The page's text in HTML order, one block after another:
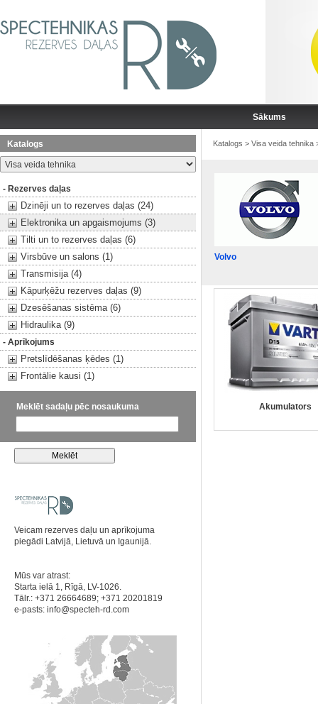
Sākums
Katalogs
- Rezerves daļas
Dzinēji un to rezerves daļas (24)
Elektronika un apgaismojums (3)
Tilti un to rezerves daļas (6)
Virsbūve un salons (1)
Transmisija (4)
Kāpurķēžu rezerves daļas (9)
Dzesēšanas sistēma (6)
Hidraulika (9)
- Aprīkojums
Pretslīdēšanas ķēdes (1)
Frontālie kausi (1)
Meklēt sadaļu pēc nosaukuma
Veicam rezerves daļu un aprīkojuma
piegādi Latvijā, Lietuvā un Igaunijā.
Mūs var atrast:
Starta ielā 1, Rīgā, LV-1026.
Tālr.: +371 26664689; +371 20201819
e-pasts: info@specteh-rd.com
Katalogs > Visa veida tehnika
Volvo
Akumulators